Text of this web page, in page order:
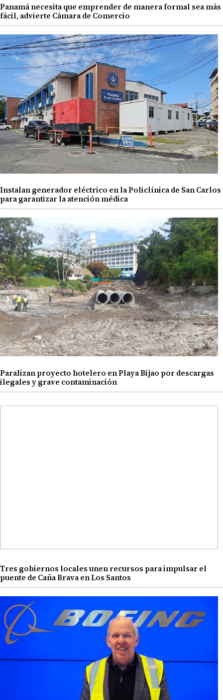
Panamá necesita que emprender de manera formal sea más
fácil, advierte Cámara de Comercio
Instalan generador eléctrico en la Policlínica de San Carlos
para garantizar la atención médica
Paralizan proyecto hotelero en Playa Bijao por descargas
ilegales y grave contaminación
Tres gobiernos locales unen recursos para impulsar el
puente de Caña Brava en Los Santos